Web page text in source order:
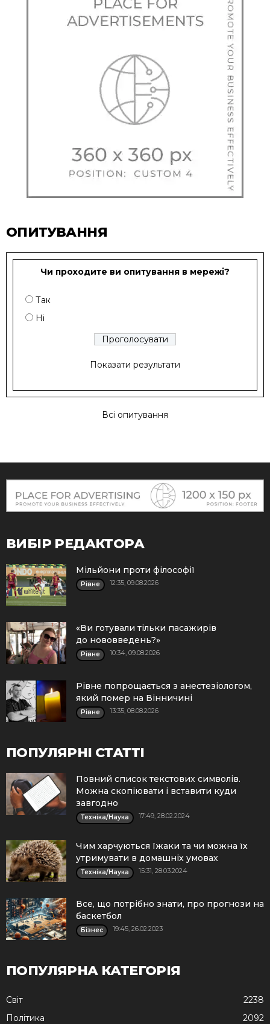
ОПИТУВАННЯ
Чи проходите ви опитування в мережі?
Так
Ні
Показати результати
Всі опитування
ВИБІР РЕДАКТОРА
Мільйони проти філософії
Рівне 12:35, 09.08.2026
«Ви готували тільки пасажирів
до нововведень?»
Рівне 10:34, 09.08.2026
Рівне попрощається з анестезіологом,
який помер на Вінничині
Рівне 13:35, 08.08.2026
ПОПУЛЯРНІ СТАТТІ
Повний список текстових символів.
Можна скопіювати і вставити куди
завгодно
Техніка/Наука 17:49, 28.02.2024
Чим харчуються їжаки та чи можна їх
утримувати в домашніх умовах
Техніка/Наука 15:31, 28.03.2024
Все, що потрібно знати, про прогнози на
баскетбол
Бізнес 19:45, 26.02.2023
ПОПУЛЯРНА КАТЕГОРІЯ
Cвіт
2238
Політика
2092